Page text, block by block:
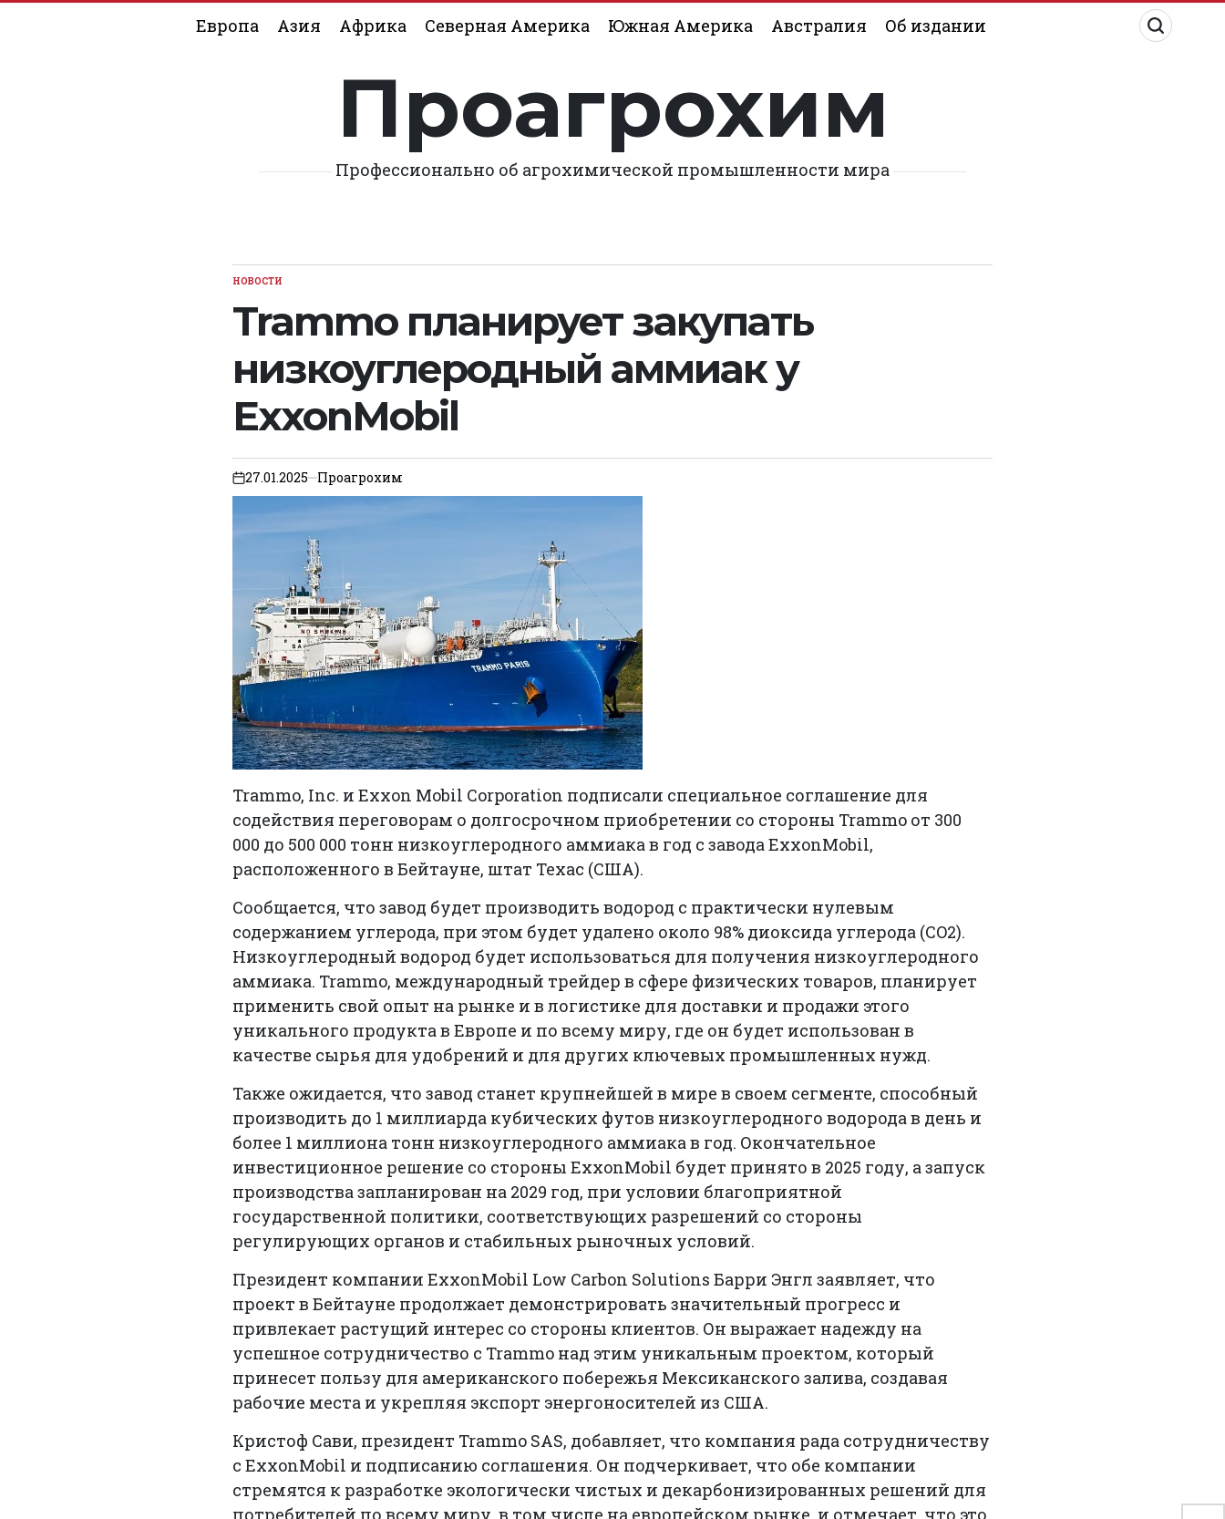
Европа Азия Африка Северная Америка Южная Америка Австралия Об издании
Проагрохим
Профессионально об агрохимической промышленности мира
POSTED
НОВОСТИ
Trammo планирует закупать
низкоуглеродный аммиак у
ExxonMobil
on27.01.2025 Проагрохим
Trammo, Inc. и Exxon Mobil Corporation подписали специальное соглашение для
содействия переговорам о долгосрочном приобретении со стороны Trammo от 300
000 до 500 000 тонн низкоуглеродного аммиака в год с завода ExxonMobil,
расположенного в Бейтауне, штат Техас (США).
Сообщается, что завод будет производить водород с практически нулевым
содержанием углерода, при этом будет удалено около 98% диоксида углерода (CO2).
Низкоуглеродный водород будет использоваться для получения низкоуглеродного
аммиака. Trammo, международный трейдер в сфере физических товаров, планирует
применить свой опыт на рынке и в логистике для доставки и продажи этого
уникального продукта в Европе и по всему миру, где он будет использован в
качестве сырья для удобрений и для других ключевых промышленных нужд.
Также ожидается, что завод станет крупнейшей в мире в своем сегменте, способный
производить до 1 миллиарда кубических футов низкоуглеродного водорода в день и
более 1 миллиона тонн низкоуглеродного аммиака в год. Окончательное
инвестиционное решение со стороны ExxonMobil будет принято в 2025 году, а запуск
производства запланирован на 2029 год, при условии благоприятной
государственной политики, соответствующих разрешений со стороны
регулирующих органов и стабильных рыночных условий.
Президент компании ExxonMobil Low Carbon Solutions Барри Энгл заявляет, что
проект в Бейтауне продолжает демонстрировать значительный прогресс и
привлекает растущий интерес со стороны клиентов. Он выражает надежду на
успешное сотрудничество с Trammo над этим уникальным проектом, который
принесет пользу для американского побережья Мексиканского залива, создавая
рабочие места и укрепляя экспорт энергоносителей из США.
Кристоф Сави, президент Trammo SAS, добавляет, что компания рада сотрудничеству
с ExxonMobil и подписанию соглашения. Он подчеркивает, что обе компании
стремятся к разработке экологически чистых и декарбонизированных решений для
потребителей по всему миру, в том числе на европейском рынке, и отмечает, что это